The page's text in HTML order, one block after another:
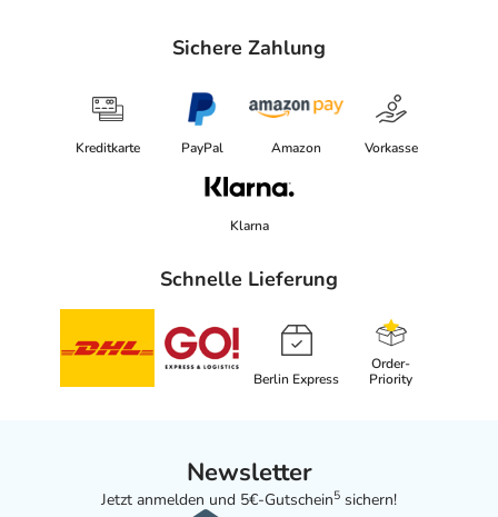
Sichere Zahlung
Kreditkarte PayPal Amazon Vorkasse
Klarna
Schnelle Lieferung
Berlin Express
Order-
Priority
Newsletter
Jetzt anmelden und 5€-Gutschein5 sichern!